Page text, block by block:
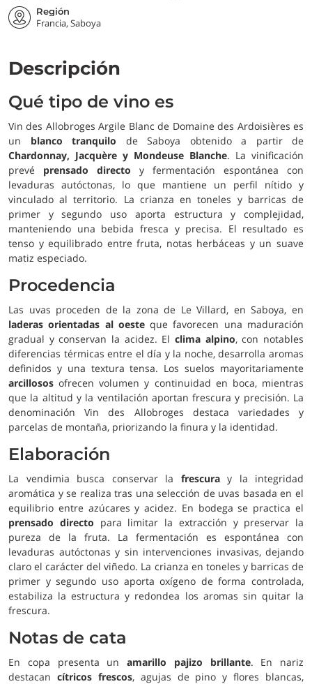
Región
Francia, Saboya
Descripción
Qué tipo de vino es
Vin des Allobroges Argile Blanc de Domaine des Ardoisières es
un blanco tranquilo de Saboya obtenido a partir de
Chardonnay, Jacquère y Mondeuse Blanche. La vinificación
prevé prensado directo y fermentación espontánea con
levaduras autóctonas, lo que mantiene un perfil nítido y
vinculado al territorio. La crianza en toneles y barricas de
primer y segundo uso aporta estructura y complejidad,
manteniendo una bebida fresca y precisa. El resultado es
tenso y equilibrado entre fruta, notas herbáceas y un suave
matiz especiado.
Procedencia
Las uvas proceden de la zona de Le Villard, en Saboya, en
laderas orientadas al oesteque favorecen una maduración
gradual y conservan la acidez. El clima alpino, con notables
diferencias térmicas entre el día y la noche, desarrolla aromas
definidos y una textura tensa. Los suelos mayoritariamente
arcillosos ofrecen volumen y continuidad en boca, mientras
que la altitud y la ventilación aportan frescura y precisión. La
denominación Vin des Allobroges destaca variedades y
parcelas de montaña, priorizando la finura y la identidad.
Elaboración
La vendimia busca conservar la frescuray la integridad
aromática y se realiza tras una selección de uvas basada en el
equilibrio entre azúcares y acidez. En bodega se practica el
prensado directo para limitar la extracción y preservar la
pureza de la fruta. La fermentación es espontánea con
levaduras autóctonas y sin intervenciones invasivas, dejando
claro el carácter del viñedo. La crianza en toneles y barricas de
primer y segundo uso aporta oxígeno de forma controlada,
estabiliza la estructura y redondea los aromas sin quitar la
frescura.
Notas de cata
En copa presenta un amarillo pajizo brillante. En nariz
destacan cítricos frescos, agujas de pino y flores blancas,